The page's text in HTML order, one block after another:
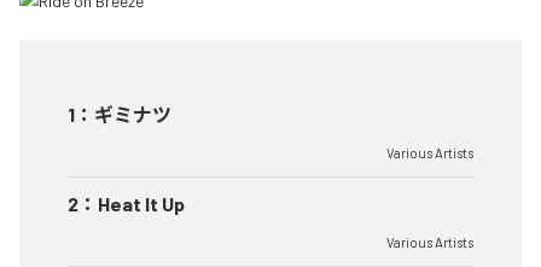
1 ： ギミナツ
Various Artists
2 ： Heat It Up
Various Artists